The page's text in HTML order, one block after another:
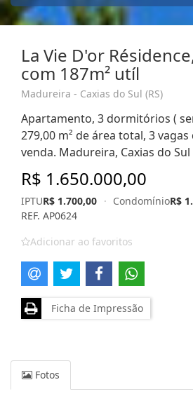
La Vie D'or
com 187m² utíl
Madureira - Caxias do Sul (RS)
Apartamento, 3 dormitórios (
279,00 m² de área total, 3
venda. Madureira, Caxias do Sul
R$ 1.650.000,00
IPTUR$ 1.700,00 · CondomínioR$
REF. AP0624
Adicionar ao favoritos
Ficha de Impressão
Fotos